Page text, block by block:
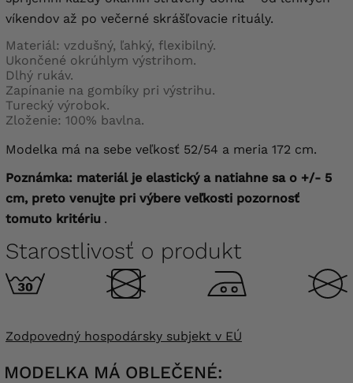
víkendov až po večerné skrášľovacie rituály.
Materiál: vzdušný, ľahký, flexibilný.
Ukončené okrúhlym výstrihom.
Dlhý rukáv.
Zapínanie na gombíky pri výstrihu.
Turecký výrobok.
Zloženie: 100% bavlna.
Modelka má na sebe veľkosť 52/54 a meria 172 cm.
Poznámka: materiál je elastický a natiahne sa o +/- 5
cm, preto venujte pri výbere veľkosti pozornosť
tomuto kritériu .
Starostlivosť o produkt
Zodpovedný hospodársky subjekt v EÚ
MODELKA MÁ OBLEČENÉ: